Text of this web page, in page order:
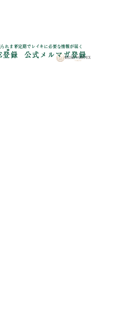
れます
録
不定期でレイキに必要な情報が届く
公式メルマガ登録